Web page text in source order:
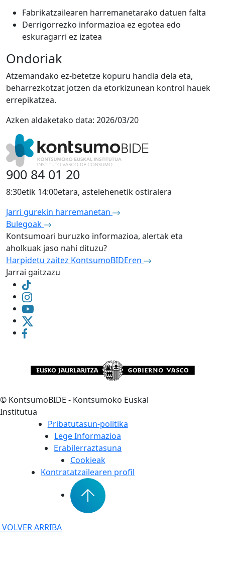
Fabrikatzailearen harremanetarako datuen falta
Derrigorrezko informazioa ez egotea edo
eskuragarri ez izatea
Ondoriak
Atzemandako ez-betetze kopuru handia dela eta,
beharrezkotzat jotzen da etorkizunean kontrol hauek
errepikatzea.
Azken aldaketako data: 2026/03/20
900 84 01 20
8:30etik 14:00etara, astelehenetik ostiralera
Jarri gurekin harremanetan
Bulegoak
Kontsumoari buruzko informazioa, alertak eta
aholkuak jaso nahi dituzu?
Harpidetu zaitez KontsumoBIDEren
Jarrai gaitzazu
© KontsumoBIDE - Kontsumoko Euskal
Institutua
Pribatutasun-politika
Lege Informazioa
Erabilerraztasuna
Cookieak
Kontratatzailearen profil
VOLVER ARRIBA